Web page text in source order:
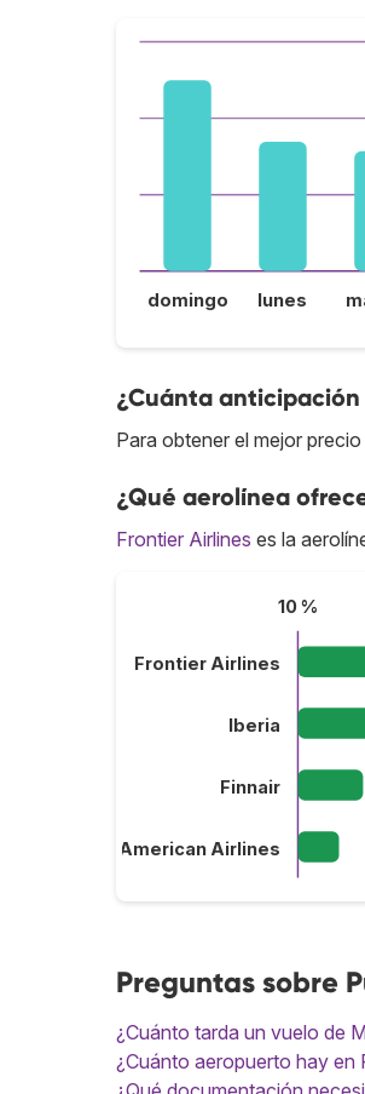
domingo lunes
¿Cuánta anticipación
Para obtener el mejor
¿Qué aerolínea
Frontier Airlines es la
10 %
Frontier Airlines
Iberia
Finnair
American Airlines
Preguntas sobre
¿Cuánto tarda un vuelo de
¿Cuánto aeropuerto hay en